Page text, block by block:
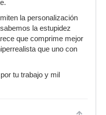
la personalización
la estupidez
que comprime mejor
que uno con
tu trabajo y mil